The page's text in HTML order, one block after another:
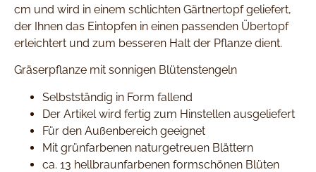
cm und wird in einem schlichten Gärtnertopf geliefert,
der Ihnen das Eintopfen in einen passenden Übertopf
erleichtert und zum besseren Halt der Pflanze dient.
Gräserpflanze mit sonnigen Blütenstengeln
Selbstständig in Form fallend
Der Artikel wird fertig zum Hinstellen ausgeliefert
Für den Außenbereich geeignet
Mit grünfarbenen naturgetreuen Blättern
ca. 13 hellbraunfarbenen formschönen Blüten